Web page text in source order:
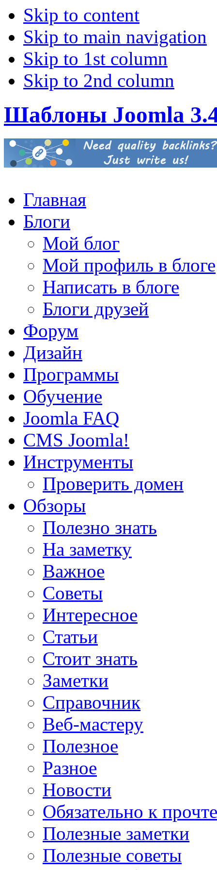
Skip to content
Skip to main navigation
Skip to 1st column
Skip to 2nd column
Шаблоны Joomla
Главная
Блоги
Мой блог
Мой профиль в блоге
Написать в блоге
Блоги друзей
Форум
Дизайн
Программы
Обучение
Joomla FAQ
CMS Joomla!
Инструменты
Проверить домен
Обзоры
Полезно знать
На заметку
Важное
Советы
Интересное
Статьи
Стоит знать
Заметки
Справочник
Веб-мастеру
Полезное
Разное
Новости
Обязательно к
Полезные заметки
Полезные советы